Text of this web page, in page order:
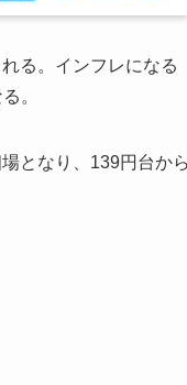
る。インフレになる
。
となり、139円台か